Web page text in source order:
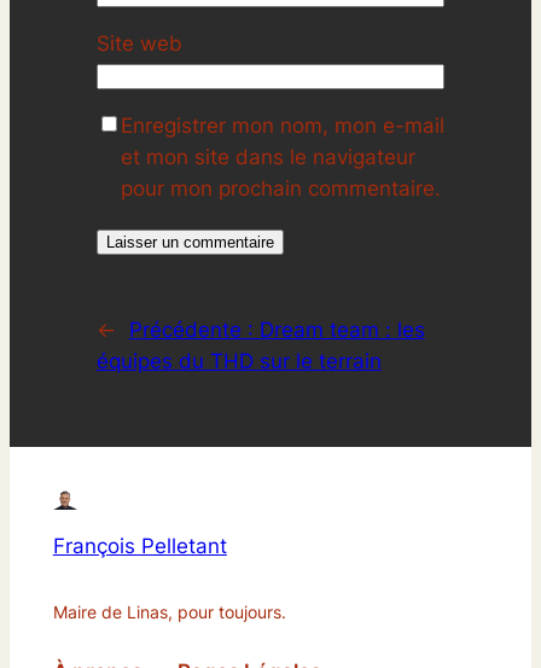
Site web
Enregistrer mon nom, mon e-mail
et mon site dans le navigateur
pour mon prochain commentaire.
← Précédente : Dream team : les
équipes du THD sur le terrain
François Pelletant
Maire de Linas, pour toujours.